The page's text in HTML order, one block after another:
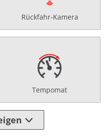
Rückfahr-Kamera
Tempomat